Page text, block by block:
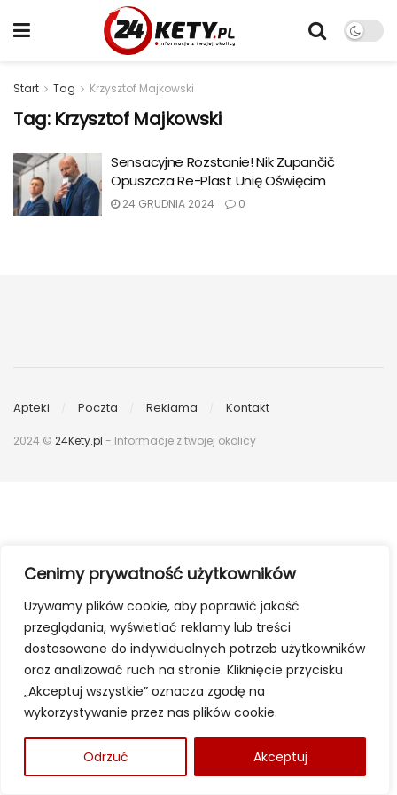
Cenimy prywatność użytkowników
Używamy plików cookie, aby poprawić jakość
przeglądania, wyświetlać reklamy lub treści
dostosowane do indywidualnych potrzeb użytkowników
oraz analizować ruch na stronie. Kliknięcie przycisku
„Akceptuj wszystkie” oznacza zgodę na
wykorzystywanie przez nas plików cookie.
Odrzuć Akceptuj
Start Tag Krzysztof Majkowski
Tag: Krzysztof Majkowski
Sensacyjne Rozstanie! Nik Zupančič
Opuszcza Re-Plast Unię Oświęcim
24 GRUDNIA 2024 0
Apteki Poczta Reklama Kontakt
2024 © 24Kety.pl - Informacje z twojej okolicy